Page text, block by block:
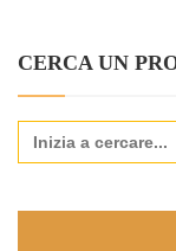
CERCA UN
Search
for: